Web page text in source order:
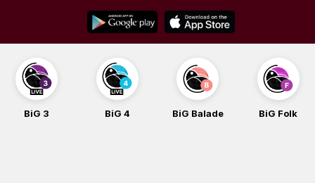
content
BiG 4 BiG Balade BiG Folk BiG iG